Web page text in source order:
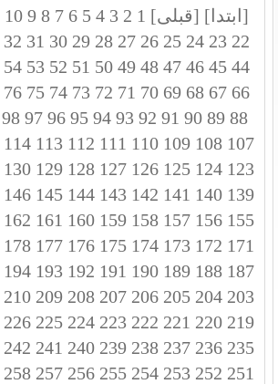
[ابتدا] [قبلی] 1
2
3
4
5
6
7
8
9
10
22
23
24
25
26
27
28
29
30
31
32
44
45
46
47
48
49
50
51
52
53
54
66
67
68
69
70
71
72
73
74
75
76
88
89
90
91
92
93
94
95
96
97
98
107
108
109
110
111
112
113
114
123
124
125
126
127
128
129
130
139
140
141
142
143
144
145
146
155
156
157
158
159
160
161
162
171
172
173
174
175
176
177
178
187
188
189
190
191
192
193
194
203
204
205
206
207
208
209
210
219
220
221
222
223
224
225
226
235
236
237
238
239
240
241
242
251
252
253
254
255
256
257
258